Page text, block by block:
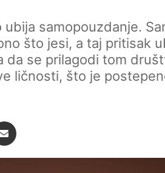
samopouzdanje.
što jesi, a taj pritisak
da se prilagodi tom
ličnosti, što je